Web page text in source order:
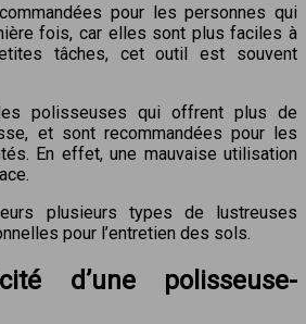
pour les personnes qui
fois, car elles sont plus faciles à
tâches, cet outil est souvent
polisseuses qui offrent plus de
et sont recommandées pour les
En effet, une mauvaise utilisation
plusieurs types de lustreuses
pour l’entretien des sols.
d’une polisseuse-